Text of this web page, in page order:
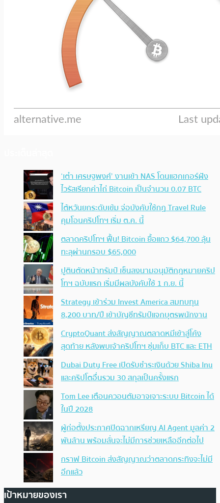
‘เต๋า เศรษฐพงศ์’ งานเข้า NAS โดนแฮกเกอร์ฝัง
ไวรัสเรียกค่าไถ่ Bitcoin เป็นจำนวน 0.07 BTC
ไต้หวันยกระดับเข้ม จ่อบังคับใช้กฏ Travel Rule
คุมโอนคริปโทฯ เริ่ม ต.ค. นี้
ตลาดคริปโทฯ ฟื้น! Bitcoin ยื้อแถว $64,700 ลุ้น
ทะลุผ่านกรอบ $65,000
ปูตินตัดหน้าทรัมป์ เซ็นลงนามอนุมัติกฎหมายคริป
โทฯ ฉบับแรก เริ่มมีผลบังคับใช้ 1 ก.ย. นี้
Strategy เข้าร่วม Invest America สมทบทุน
8,200 บาท/ปี เข้าบัญชีทรัมป์แจกบุตรพนักงาน
CryptoQuant ส่งสัญญาณตลาดหมีเข้าสู่โค้ง
สุดท้าย หลังพบเจ้าคริปโทฯ ซุ่มเก็บ BTC และ ETH
Dubai Duty Free เปิดรับชำระเงินด้วย Shiba Inu
และคริปโตอื่นรวม 30 สกุลเป็นครั้งแรก
Tom Lee เตือนควอนตัมอาจเจาะระบบ Bitcoin ได้
ในปี 2028
ผู้ก่อตั้งประกาศปิดฉากเหรียญ AI Agent มูลค่า 2
พันล้าน พร้อมลั่นจะไม่มีการช่วยเหลืออีกต่อไป
กราฟ Bitcoin ส่งสัญญาณว่าตลาดกระทิงจะไม่มี
อีกแล้ว
เป้าหมายของเรา